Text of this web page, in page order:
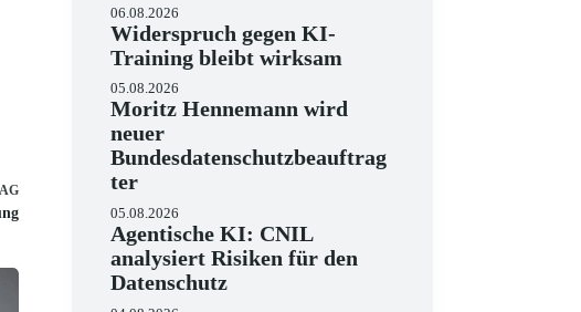
06.08.2026
Widerspruch gegen KI-
Training bleibt wirksam
05.08.2026
Moritz Hennemann wird
neuer
Bundesdatenschutzbeauftrag
ter
05.08.2026
Agentische KI: CNIL
analysiert Risiken für den
Datenschutz